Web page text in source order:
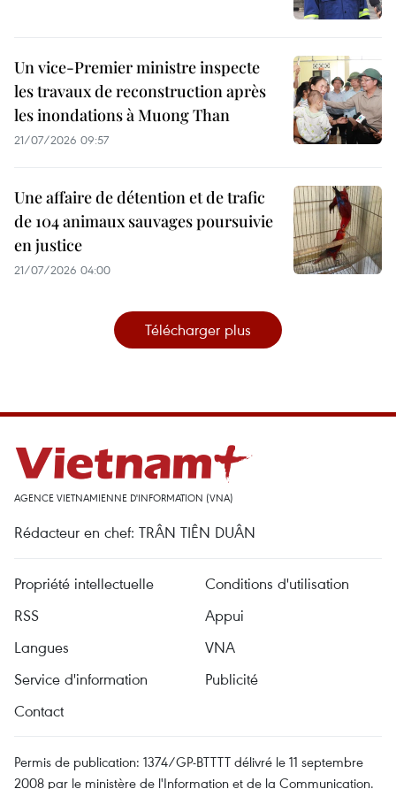
Un vice-Premier ministre inspecte
les travaux de reconstruction après
les inondations à Muong Than
21/07/2026 09:57
Une affaire de détention et de trafic
de 104 animaux sauvages poursuivie
en justice
21/07/2026 04:00
Télécharger plus
AGENCE VIETNAMIENNE D'INFORMATION (VNA)
Rédacteur en chef: TRÂN TIÊN DUÂN
Propriété intellectuelle
Conditions d'utilisation
RSS
Appui
Langues
VNA
Service d'information
Publicité
Contact
Permis de publication: 1374/GP-BTTTT délivré le 11 septembre
2008 par le ministère de l'Information et de la Communication.